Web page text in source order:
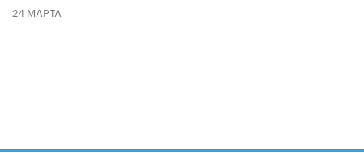
24 МАРТА